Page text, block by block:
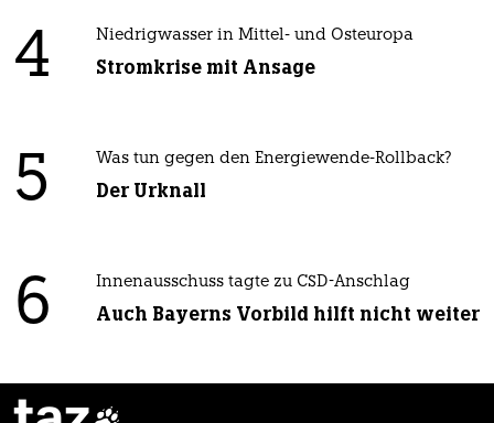
4 Niedrigwasser in Mittel- und Osteuropa
Stromkrise mit Ansage
5 Was tun gegen den Energiewende-Rollback?
Der Urknall
6 Innenausschuss tagte zu CSD-Anschlag
Auch Bayerns Vorbild hilft nicht weiter